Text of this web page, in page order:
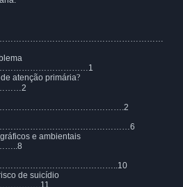
atenção primária?
e ambientais
de suicídio